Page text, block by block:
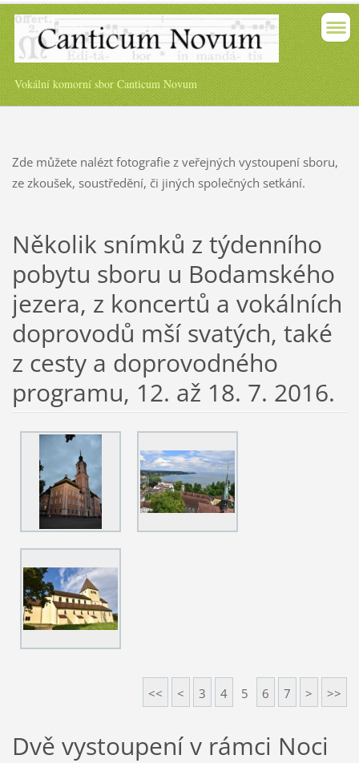
Vokální komorní sbor Canticum Novum
Zde můžete nalézt fotografie z veřejných vystoupení sboru,
ze zkoušek, soustředění, či jiných společných setkání.
Několik snímků z týdenního
pobytu sboru u Bodamského
jezera, z koncertů a vokálních
doprovodů mší svatých, také
z cesty a doprovodného
programu, 12. až 18. 7. 2016.
<< < 3 4 5 6 7 > >>
Dvě vystoupení v rámci Noci